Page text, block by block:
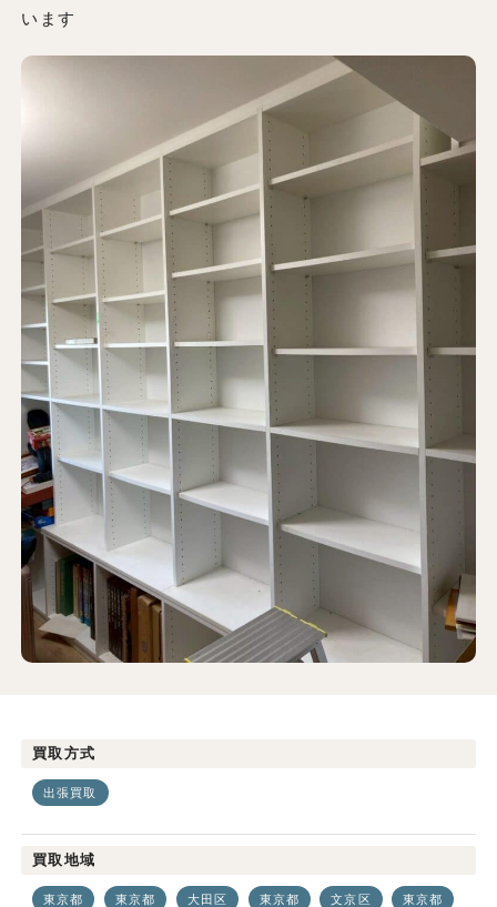
います
買取方式
出張買取
買取地域
東京都 東京都 大田区 東京都 文京区 東京都